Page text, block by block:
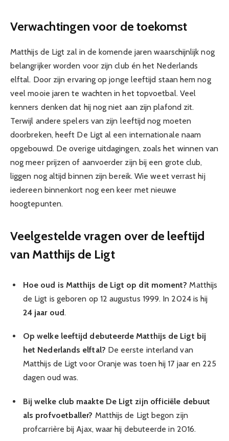
Verwachtingen voor de toekomst
Matthijs de Ligt zal in de komende jaren waarschijnlijk nog
belangrijker worden voor zijn club én het Nederlands
elftal. Door zijn ervaring op jonge leeftijd staan hem nog
veel mooie jaren te wachten in het topvoetbal. Veel
kenners denken dat hij nog niet aan zijn plafond zit.
Terwijl andere spelers van zijn leeftijd nog moeten
doorbreken, heeft De Ligt al een internationale naam
opgebouwd. De overige uitdagingen, zoals het winnen van
nog meer prijzen of aanvoerder zijn bij een grote club,
liggen nog altijd binnen zijn bereik. Wie weet verrast hij
iedereen binnenkort nog een keer met nieuwe
hoogtepunten.
Veelgestelde vragen over de leeftijd
van Matthijs de Ligt
Hoe oud is Matthijs de Ligt op dit moment? Matthijs
de Ligt is geboren op 12 augustus 1999. In 2024 is hij
24 jaar oud.
Op welke leeftijd debuteerde Matthijs de Ligt bij
het Nederlands elftal? De eerste interland van
Matthijs de Ligt voor Oranje was toen hij 17 jaar en 225
dagen oud was.
Bij welke club maakte De Ligt zijn officiële debuut
als profvoetballer? Matthijs de Ligt begon zijn
profcarrière bij Ajax, waar hij debuteerde in 2016.